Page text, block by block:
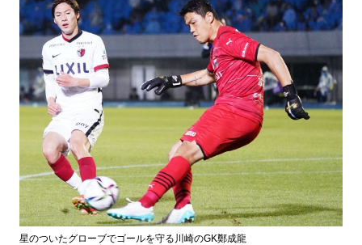
星のついたグローブでゴールを守る川崎のGK鄭成龍